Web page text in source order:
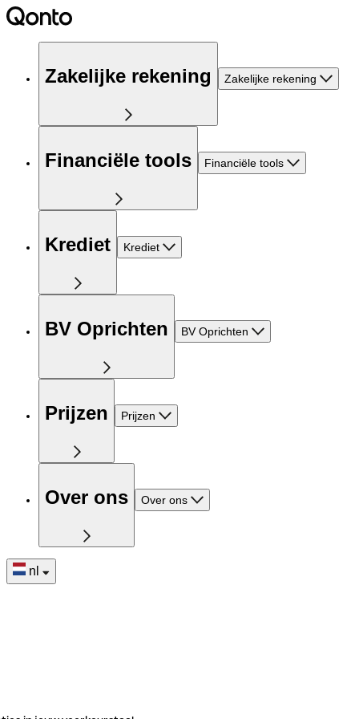
Zakelijke rekening Zakelijke rekening
Financiële tools Financiële tools
Krediet Krediet
BV Oprichten BV Oprichten
Prijzen Prijzen
Over ons Over ons
nl